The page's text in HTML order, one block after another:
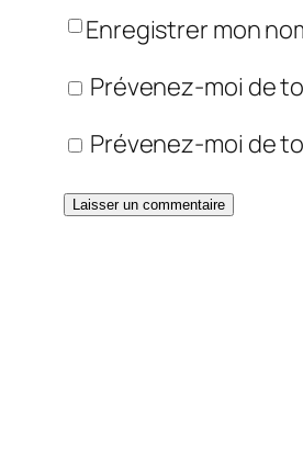
Enregistrer mon
Prévenez-moi de
Prévenez-moi de